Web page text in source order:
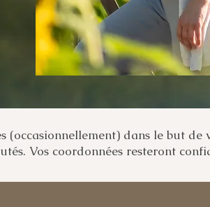
dans le but de
Vos coordonnées resteront